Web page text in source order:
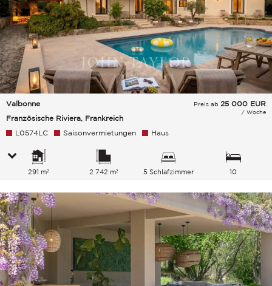
Valbonne
Französische Riviera, Frankreich
Preis ab 25 000 EUR
/ Woche
L0574LC Saisonvermietungen Haus
291 m² 2 742 m² 5 Schlafzimmer
10